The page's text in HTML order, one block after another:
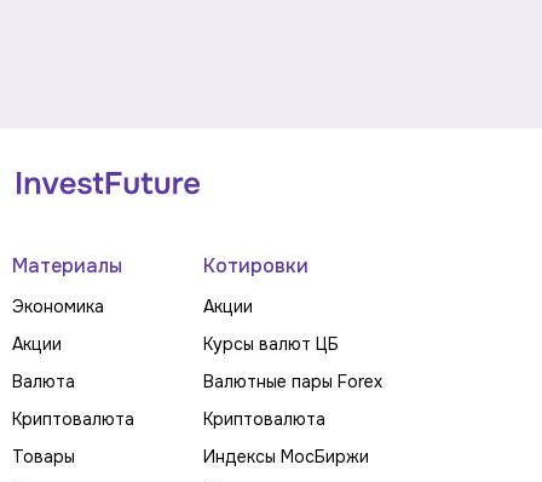
Материалы
Экономика
Акции
Валюта
Криптовалюта
Товары
Котировки
Акции
Курсы валют ЦБ
Валютные пары Forex
Криптовалюта
Индексы МосБиржи